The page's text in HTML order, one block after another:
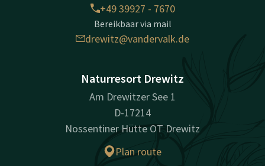
+49 39927 - 7670
Bereikbaar via mail
drewitz@vandervalk.de
Naturresort Drewitz
Am Drewitzer See 1
D-17214
Nossentiner Hütte OT Drewitz
Plan route